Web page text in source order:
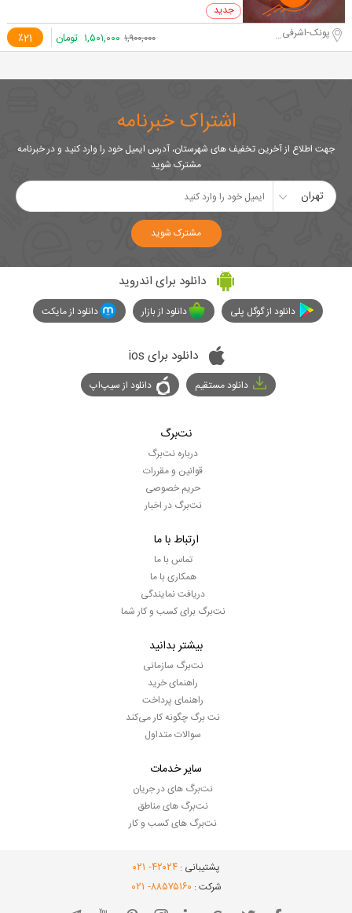
0 خرید
٪21 پونک-اشرفی اصفهانی ۱,۹۰۰,۰۰۰ ۱,۵۰۱,۰۰۰ تومان
اشتراک خبرنامه
جهت اطلاع از آخرین تخفیف های شهرستان، آدرس ایمیل خود را وارد کنید و در خبرنامه
مشترک شوید
تهران
مشترک شوید
دانلود برای اندروید
دانلود از گوگل پلی دانلود از بازار دانلود از مایکت
دانلود برای ios
دانلود مستقیم دانلود از سیپ‌اپ
نت‌برگ
درباره نت‌برگ
قوانین و مقررات
حریم خصوصی
نت‌برگ در اخبار
ارتباط با ما
تماس با ما
همکاری با ما
دریافت نمایندگی
نت‌برگ برای کسب و کار شما
بیشتر بدانید
نت‌برگ سازمانی
راهنمای خرید
راهنمای پرداخت
نت برگ چگونه کار می‌کند
سوالات متداول
سایر خدمات
نت‌برگ های در جریان
نت‌برگ های مناطق
نت‌برگ های کسب و کار
پشتیبانی : ۴۲۰۲۴- ۰۲۱
شرکت : ۸۸۵۷۵۱۶۰- ۰۲۱